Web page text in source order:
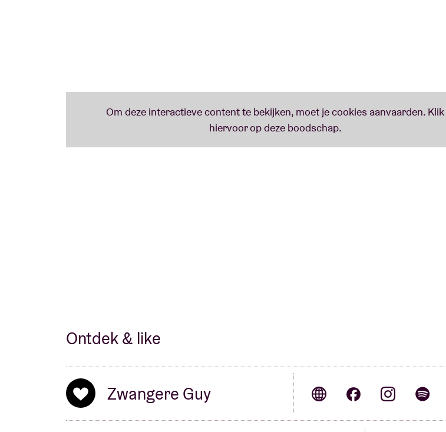
Ontdek & like
Zwangere Guy